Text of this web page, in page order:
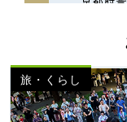
旅・くらし